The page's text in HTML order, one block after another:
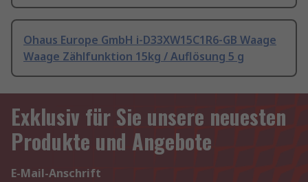
Ohaus Europe GmbH i-D33XW15C1R6-GB Waage
Waage Zählfunktion 15kg / Auflösung 5 g
Exklusiv für Sie unsere neuesten
Produkte und Angebote
E-Mail-Anschrift